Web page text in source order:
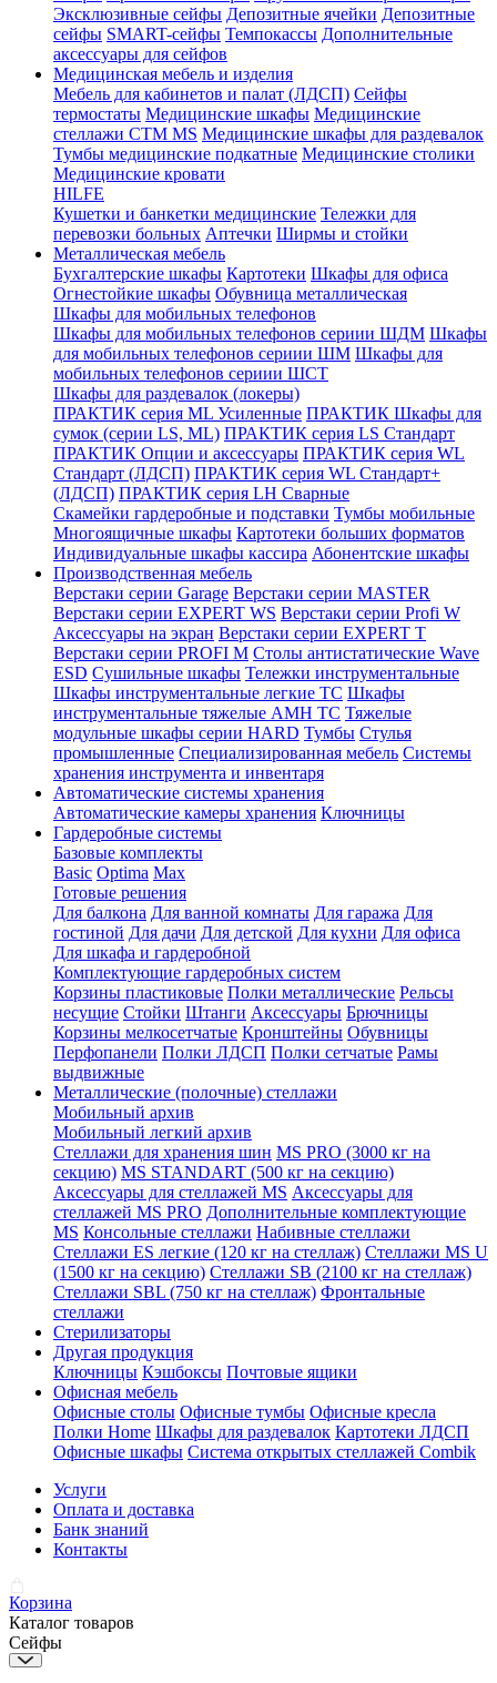
Эксклюзивные сейфы Депозитные ячейки Депозитные
сейфы SMART-сейфы Темпокассы Дополнительные
аксессуары для сейфов
Медицинская мебель и изделия
Мебель для кабинетов и палат (ЛДСП) Сейфы
термостаты Медицинские шкафы Медицинские
стеллажи CTM MS Медицинские шкафы для раздевалок
Тумбы медицинские подкатные Медицинские столики
Медицинские кровати
HILFE
Кушетки и банкетки медицинские Тележки для
перевозки больных Аптечки Ширмы и стойки
Металлическая мебель
Бухгалтерские шкафы Картотеки Шкафы для офиса
Огнестойкие шкафы Обувница металлическая
Шкафы для мобильных телефонов
Шкафы для мобильных телефонов сериии ШДМ Шкафы
для мобильных телефонов сериии ШМ Шкафы для
мобильных телефонов сериии ШСТ
Шкафы для раздевалок (локеры)
ПРАКТИК серия ML Усиленные ПРАКТИК Шкафы для
сумок (серии LS, ML) ПРАКТИК cерия LS Стандарт
ПРАКТИК Опции и аксессуары ПРАКТИК серия WL
Стандарт (ЛДСП) ПРАКТИК серия WL Стандарт+
(ЛДСП) ПРАКТИК серия LH Сварные
Скамейки гардеробные и подставки Тумбы мобильные
Многоящичные шкафы Картотеки больших форматов
Индивидуальные шкафы кассира Абонентские шкафы
Производственная мебель
Верстаки серии Garage Верстаки серии MASTER
Верстаки серии EXPERT WS Верстаки серии Profi W
Аксессуары на экран Верстаки серии EXPERT T
Верстаки серии PROFI M Столы антистатические Wave
ESD Cушильные шкафы Тележки инструментальные
Шкафы инструментальные легкие ТС Шкафы
инструментальные тяжелые AMH TC Тяжелые
модульные шкафы серии HARD Тумбы Стулья
промышленные Cпециализированная мебель Системы
хранения инструмента и инвентаря
Автоматические системы хранения
Автоматические камеры хранения Ключницы
Гардеробные системы
Базовые комплекты
Basic Optima Max
Готовые решения
Для балкона Для ванной комнаты Для гаража Для
гостиной Для дачи Для детской Для кухни Для офиса
Для шкафа и гардеробной
Комплектующие гардеробных систем
Корзины пластиковые Полки металлические Рельсы
несущие Стойки Штанги Аксессуары Брючницы
Корзины мелкосетчатые Кронштейны Обувницы
Перфопанели Полки ЛДСП Полки сетчатые Рамы
выдвижные
Металлические (полочные) стеллажи
Мобильный архив
Мобильный легкий архив
Стеллажи для хранения шин MS PRO (3000 кг на
секцию) MS STANDART (500 кг на секцию)
Аксессуары для стеллажей MS Аксессуары для
стеллажей MS PRO Дополнительные комплектующие
MS Консольные стеллажи Набивные стеллажи
Стеллажи ES легкие (120 кг на стеллаж) Стеллажи MS U
(1500 кг на секцию) Стеллажи SB (2100 кг на стеллаж)
Стеллажи SBL (750 кг на стеллаж) Фронтальные
стеллажи
Стерилизаторы
Другая продукция
Ключницы Кэшбоксы Почтовые ящики
Офисная мебель
Офисные столы Офисные тумбы Офисные кресла
Полки Home Шкафы для раздевалок Картотеки ЛДСП
Офисные шкафы Система открытых стеллажей Combik
Услуги
Оплата и доставка
Банк знаний
Контакты
Корзина
Каталог товаров
Сейфы